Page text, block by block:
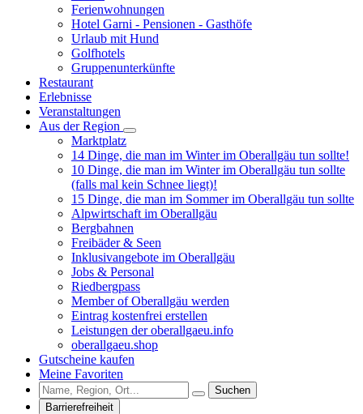
Ferienwohnungen
Hotel Garni - Pensionen - Gasthöfe
Urlaub mit Hund
Golfhotels
Gruppenunterkünfte
Restaurant
Erlebnisse
Veranstaltungen
Aus der Region
Marktplatz
14 Dinge, die man im Winter im Oberallgäu tun sollte!
10 Dinge, die man im Winter im Oberallgäu tun sollte
(falls mal kein Schnee liegt)!
15 Dinge, die man im Sommer im Oberallgäu tun sollte
Alpwirtschaft im Oberallgäu
Bergbahnen
Freibäder & Seen
Inklusivangebote im Oberallgäu
Jobs & Personal
Riedbergpass
Member of Oberallgäu werden
Eintrag kostenfrei erstellen
Leistungen der oberallgaeu.info
oberallgaeu.shop
Gutscheine kaufen
Meine Favoriten
Suchen
Barrierefreiheit